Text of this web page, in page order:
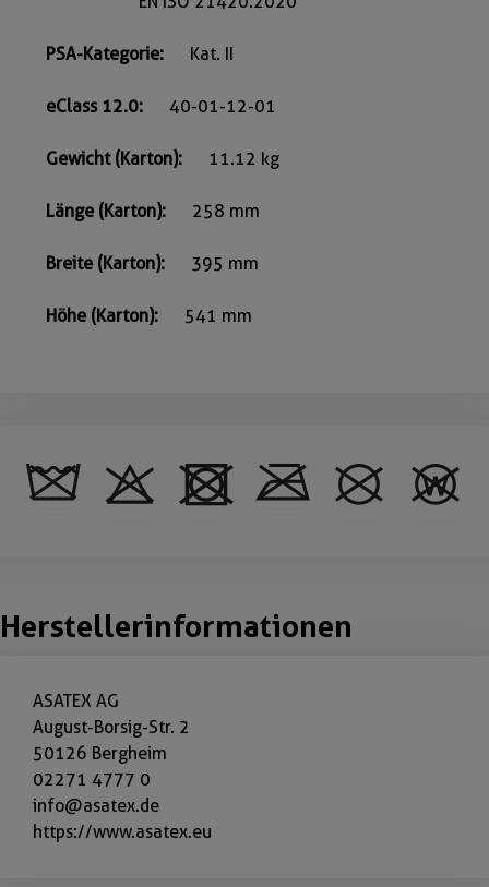
PSA-Kategorie: Kat. II
eClass 12.0: 40-01-12-01
Gewicht (Karton): 11.12 kg
Länge (Karton): 258 mm
Breite (Karton): 395 mm
Höhe (Karton): 541 mm
Herstellerinformationen
ASATEX AG
August-Borsig-Str. 2
50126 Bergheim
02271 4777 0
info@asatex.de
https://www.asatex.eu